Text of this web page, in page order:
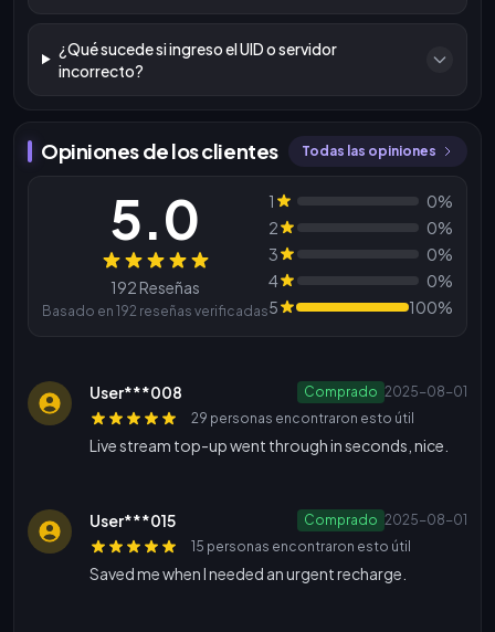
¿Qué sucede si ingreso el UID o servidor
incorrecto?
Opiniones de los clientes Todas las opiniones
Reseñas
5.0
192 Reseñas
Basado en 192 reseñas verificadas
1
0%
2
0%
3
0%
4
0%
5
100%
User***008 Comprado 2025-08-01
29 personas encontraron esto útil
Live stream top-up went through in seconds, nice.
User***015 Comprado 2025-08-01
15 personas encontraron esto útil
Saved me when I needed an urgent recharge.